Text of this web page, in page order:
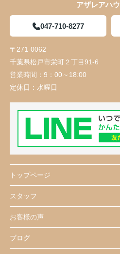
アザレアハ
047-710-8277
〒271-0062
千葉県松戸市栄町２丁目91-6
営業時間： 9：00～18:00
定休日： 水曜日
トップページ
スタッフ
お客様の声
ブログ